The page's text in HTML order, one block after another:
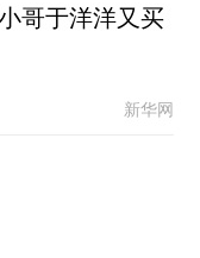
哥于洋洋又买
新华网